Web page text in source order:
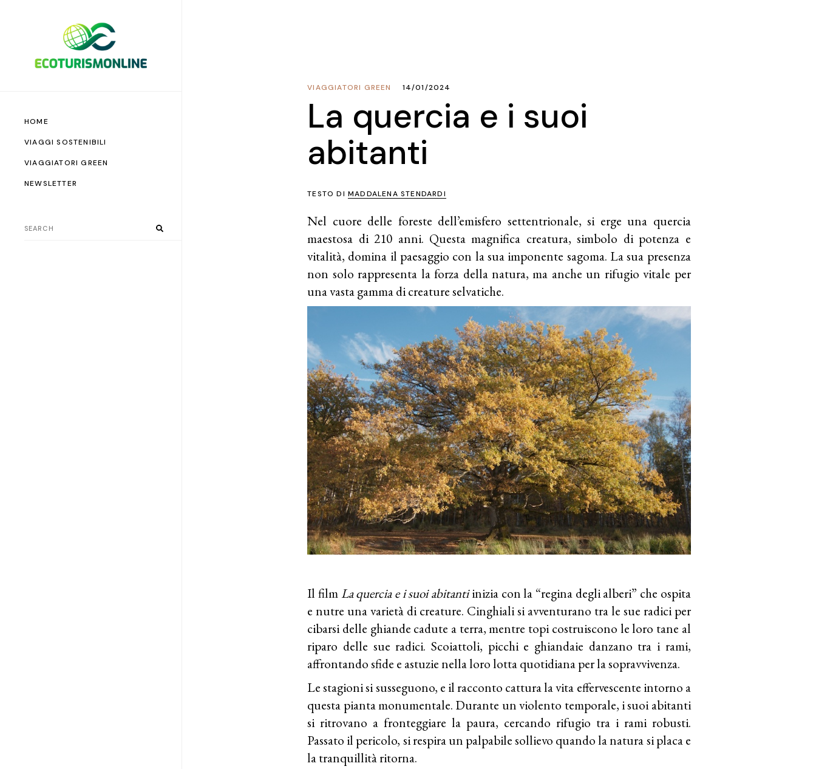
HOME
VIAGGI SOSTENIBILI
VIAGGIATORI GREEN
NEWSLETTER
VIAGGIATORI GREEN 14/01/2024
La quercia e i suoi
abitanti
TESTO DI MADDALENA STENDARDI
Nel cuore delle foreste dell’emisfero settentrionale, si erge una quercia
maestosa di 210 anni. Questa magnifica creatura, simbolo di potenza e
vitalità, domina il paesaggio con la sua imponente sagoma. La sua presenza
non solo rappresenta la forza della natura, ma anche un rifugio vitale per
una vasta gamma di creature selvatiche.
Il filmLa quercia e i suoi abitantiinizia con la “regina degli alberi” che ospita
e nutre una varietà di creature. Cinghiali si avventurano tra le sue radici per
cibarsi delle ghiande cadute a terra, mentre topi costruiscono le loro tane al
riparo delle sue radici. Scoiattoli, picchi e ghiandaie danzano tra i rami,
affrontando sfide e astuzie nella loro lotta quotidiana per la sopravvivenza.
Le stagioni si susseguono, e il racconto cattura la vita effervescente intorno a
questa pianta monumentale. Durante un violento temporale, i suoi abitanti
si ritrovano a fronteggiare la paura, cercando rifugio tra i rami robusti.
Passato il pericolo, si respira un palpabile sollievo quando la natura si placa e
la tranquillità ritorna.